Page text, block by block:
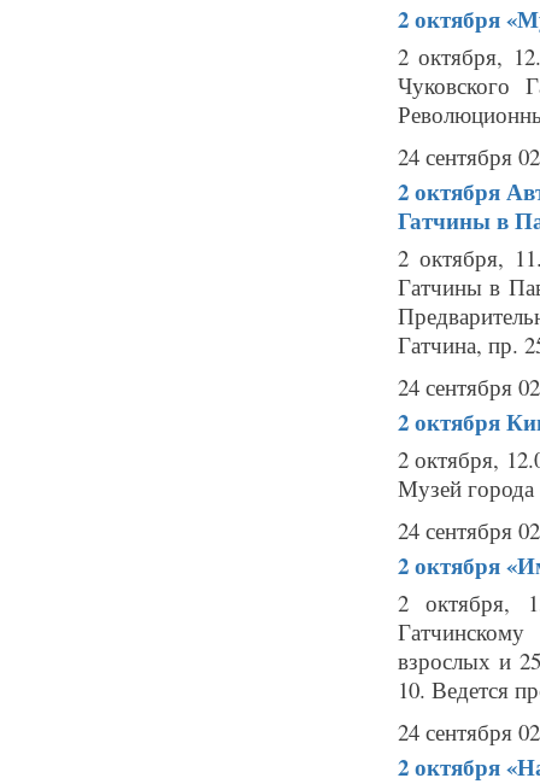
2 октября
2 октября,
Чуковского
24 сентября
2 октября
Гатчины в
2 октября,
Гатчины в
Гатчина, пр.
24 сентября
2 октября
2 октября,
Музей
24 сентября
2 октября
2 октября,
взрослых и
10. Ведется
24 сентября
2 октября